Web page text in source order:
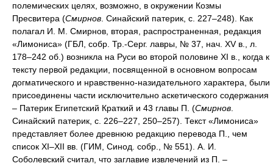
полемических целях, возможно, в окружении Козмы
Пресвитера (Смирнов . Синайский патерик, с. 227–248). Как
полагал И. М. Смирнов, вторая, распространенная, редакция
«Лимониса» (ГБЛ, собр. Тр.-Серг. лавры, № 37, нач. XV в., л.
178–242 об.) возникла на Руси во второй половине XI в., когда к
тексту первой редакции, посвященной в основном вопросам
догматического и нравственно-назидательного характера, были
присоединены части исключительно аскетического содержания
– Патерик Египетский Краткий и 43 главы П. (Смирнов
Синайский патерик, с. 226–227, 250–257). Текст «Лимониса»
представляет более древнюю редакцию перевода П., чем
список XI–XII вв. (ГИМ, Синод. собр., № 551). А. И.
Соболевский считал, что заглавие извлечений из П. –